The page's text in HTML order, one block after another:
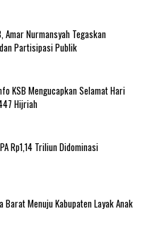
Amar Nurmansyah Tegaskan
Partisipasi Publik
KSB Mengucapkan Selamat Hari
Hijriah
Rp1,14 Triliun Didominasi
Barat Menuju Kabupaten Layak Anak